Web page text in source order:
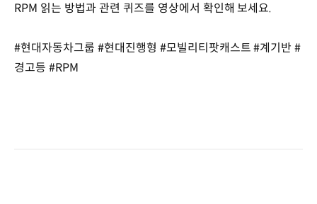
RPM 읽는 방법과 관련 퀴즈를 영상에서 확인해 보세요.
#현대자동차그룹 #현대진행형 #모빌리티팟캐스트 #계기반 #
경고등 #RPM